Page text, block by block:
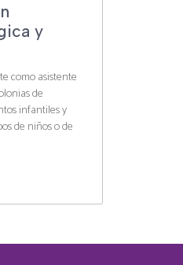
y
como asistente
de
infantiles y
de niños o de